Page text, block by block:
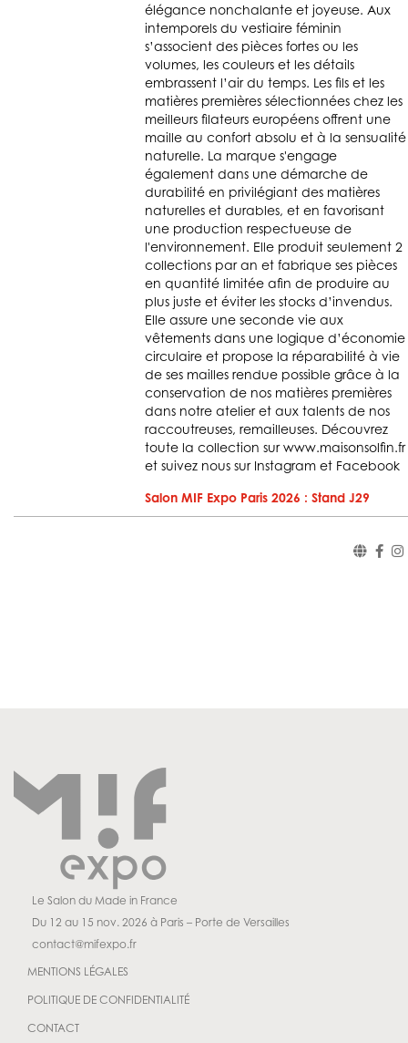
élégance nonchalante et joyeuse. Aux
intemporels du vestiaire féminin
s’associent des pièces fortes ou les
volumes, les couleurs et les détails
embrassent l’air du temps. Les fils et les
matières premières sélectionnées chez les
meilleurs filateurs européens offrent une
maille au confort absolu et à la sensualité
naturelle. La marque s'engage
également dans une démarche de
durabilité en privilégiant des matières
naturelles et durables, et en favorisant
une production respectueuse de
l'environnement. Elle produit seulement 2
collections par an et fabrique ses pièces
en quantité limitée afin de produire au
plus juste et éviter les stocks d’invendus.
Elle assure une seconde vie aux
vêtements dans une logique d’économie
circulaire et propose la réparabilité à vie
de ses mailles rendue possible grâce à la
conservation de nos matières premières
dans notre atelier et aux talents de nos
raccoutreuses, remailleuses. Découvrez
toute la collection sur www.maisonsolfin.fr
et suivez nous sur Instagram et Facebook
Salon MIF Expo Paris 2026 : Stand J29
Le Salon du Made in France
Du 12 au 15 nov. 2026 à Paris – Porte de Versailles
contact@mifexpo.fr
MENTIONS LÉGALES
POLITIQUE DE CONFIDENTIALITÉ
CONTACT